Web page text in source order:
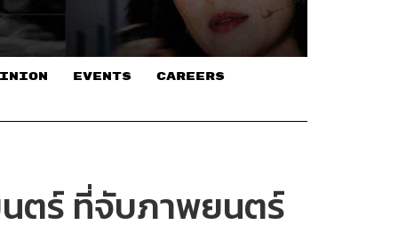
EVENTS CAREERS
นตร์ ที่จับภาพยนตร์